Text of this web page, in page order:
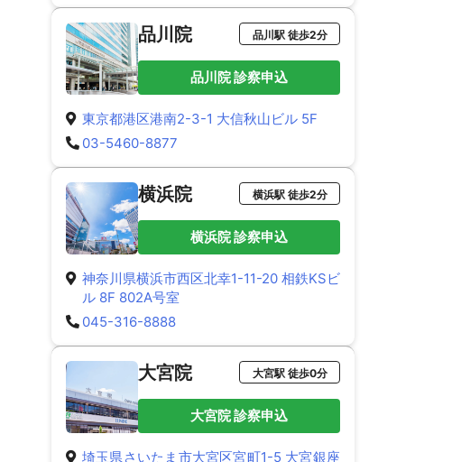
品川院 品川駅 徒歩2分
品川院 診察申込
東京都港区港南2-3-1 大信秋山ビル 5F
03-5460-8877
横浜院 横浜駅 徒歩2分
横浜院 診察申込
神奈川県横浜市西区北幸1-11-20 相鉄KSビ
ル 8F 802A号室
045-316-8888
大宮院 大宮駅 徒歩0分
大宮院 診察申込
埼玉県さいたま市大宮区宮町1-5 大宮銀座